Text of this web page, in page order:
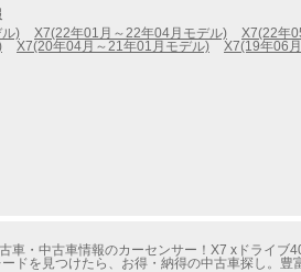
)
X7(22年01月～22年04月モデル) X7(22年
X7(20年04月～21年01月モデル) X7(19年06
車・中古車情報のカーセンサー！X7 xドライブ
ドを見つけたら、お得・納得の中古車探し。